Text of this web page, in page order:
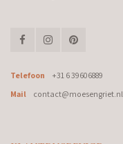
Telefoon
+31 6 39606889
Mail
contact@moesengriet.nl